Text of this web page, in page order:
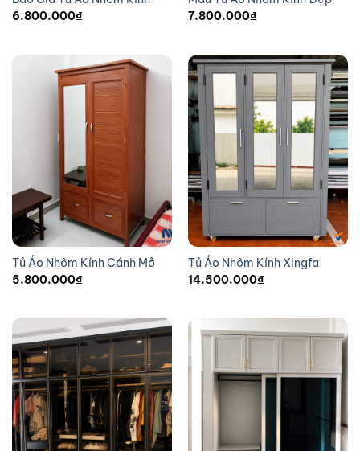
6.800.000₫
7.800.000₫
Tủ Áo Nhôm Kính Cánh Mở
5.800.000₫
Tủ Áo Nhôm Kính Xingfa
14.500.000₫